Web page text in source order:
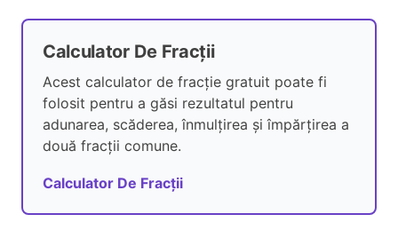
Calculator De Fracții
Acest calculator de fracție gratuit poate fi
folosit pentru a găsi rezultatul pentru
adunarea, scăderea, înmulțirea și împărțirea a
două fracții comune.
Calculator De Fracții